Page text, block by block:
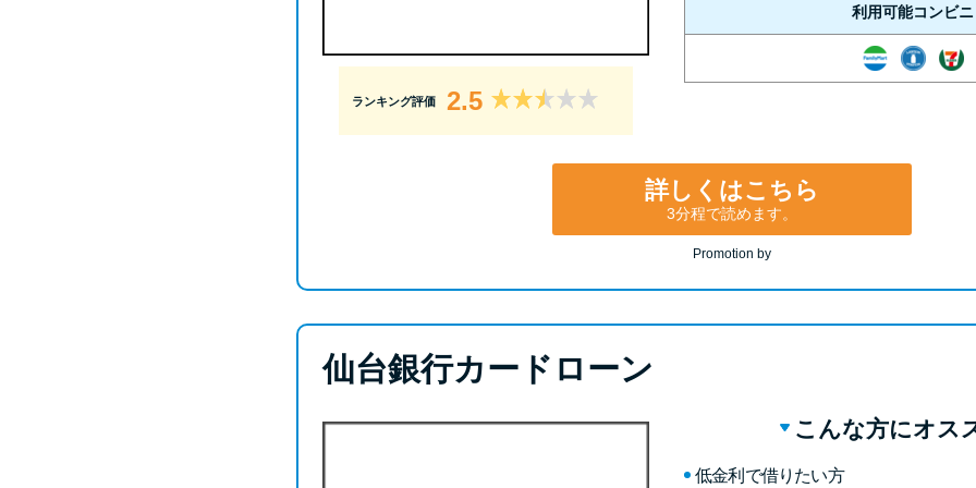
ランキング評価 2.5
利用可能コンビニ
詳しくはこちら
3分程で読めます。
Promotion by
仙台銀行カードローン
こんな方にオス
低金利で借りたい方